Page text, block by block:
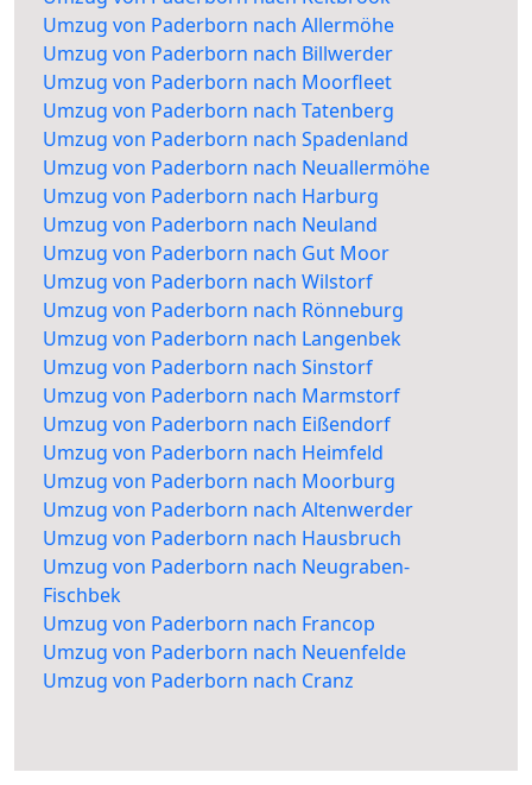
Umzug von Paderborn nach Allermöhe
Umzug von Paderborn nach Billwerder
Umzug von Paderborn nach Moorfleet
Umzug von Paderborn nach Tatenberg
Umzug von Paderborn nach Spadenland
Umzug von Paderborn nach Neuallermöhe
Umzug von Paderborn nach Harburg
Umzug von Paderborn nach Neuland
Umzug von Paderborn nach Gut Moor
Umzug von Paderborn nach Wilstorf
Umzug von Paderborn nach Rönneburg
Umzug von Paderborn nach Langenbek
Umzug von Paderborn nach Sinstorf
Umzug von Paderborn nach Marmstorf
Umzug von Paderborn nach Eißendorf
Umzug von Paderborn nach Heimfeld
Umzug von Paderborn nach Moorburg
Umzug von Paderborn nach Altenwerder
Umzug von Paderborn nach Hausbruch
Umzug von Paderborn nach Neugraben-
Fischbek
Umzug von Paderborn nach Francop
Umzug von Paderborn nach Neuenfelde
Umzug von Paderborn nach Cranz